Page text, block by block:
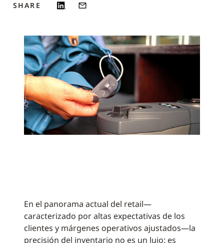
SHARE
En el panorama actual del retail—
caracterizado por altas expectativas de los
clientes y márgenes operativos ajustados—la
precisión del inventario no es un lujo; es